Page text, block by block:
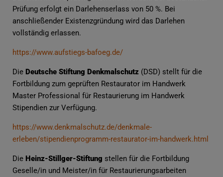
Prüfung erfolgt ein Darlehenserlass von 50 %. Bei
anschließender Existenzgründung wird das Darlehen
vollständig erlassen.
https://www.aufstiegs-bafoeg.de/
Die Deutsche Stiftung Denkmalschutz (DSD) stellt für die
Fortbildung zum geprüften Restaurator im Handwerk
Master Professional für Restaurierung im Handwerk
Stipendien zur Verfügung.
https://www.denkmalschutz.de/denkmale-
erleben/stipendienprogramm-restaurator-im-handwerk.html
Die Heinz-Stillger-Stiftung stellen für die Fortbildung
Geselle/in und Meister/in für Restaurierungsarbeiten